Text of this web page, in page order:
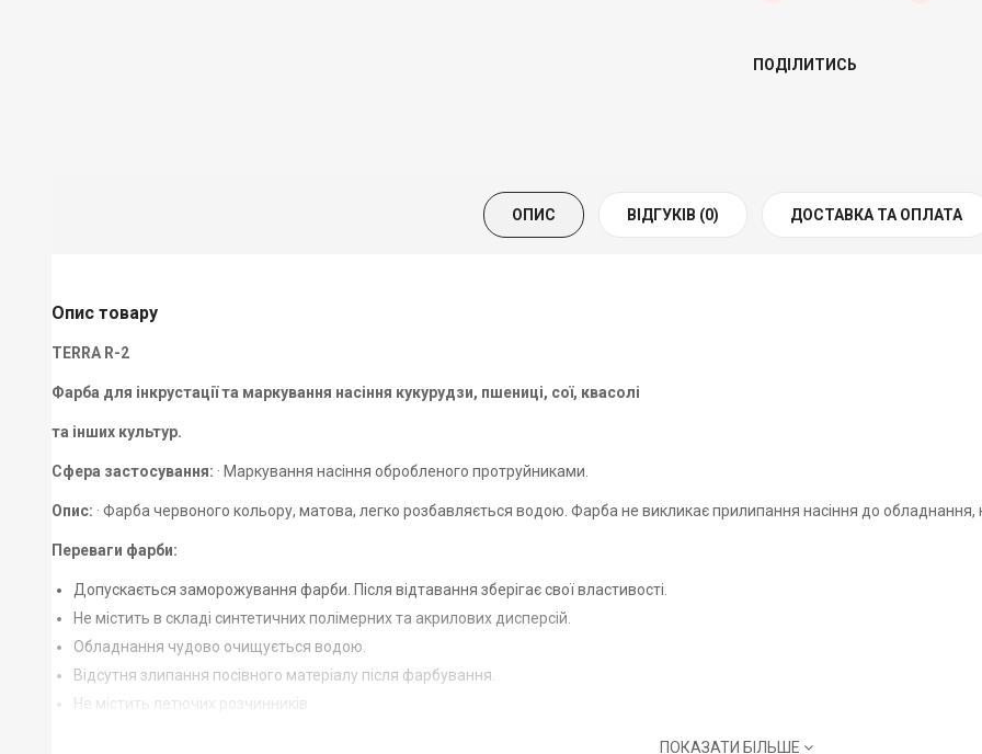
ПОДІЛИТИСЬ
ОПИС ВІДГУКІВ (0) ДОСТАВКА ТА ОПЛАТА
Опис товару
TERRA R-2
Фарба для інкрустації та маркування насіння кукурудзи, пшениці, сої, квасолі
та інших культур.
Сфера застосування: · Маркування насіння обробленого протруйниками.
Опис: · Фарба червоного кольору, матова, легко розбавляється водою. Фарба не викликає прилипання насіння до обладнання,
Переваги фарби:
Допускається заморожування фарби. Після відтавання зберігає свої властивості.
Не містить в складі синтетичних полімерних та акрилових дисперсій.
Обладнання чудово очищується водою.
Відсутня злипання посівного матеріалу після фарбування.
Не містить летючих розчинників.
ПОКАЗАТИ БІЛЬШЕ